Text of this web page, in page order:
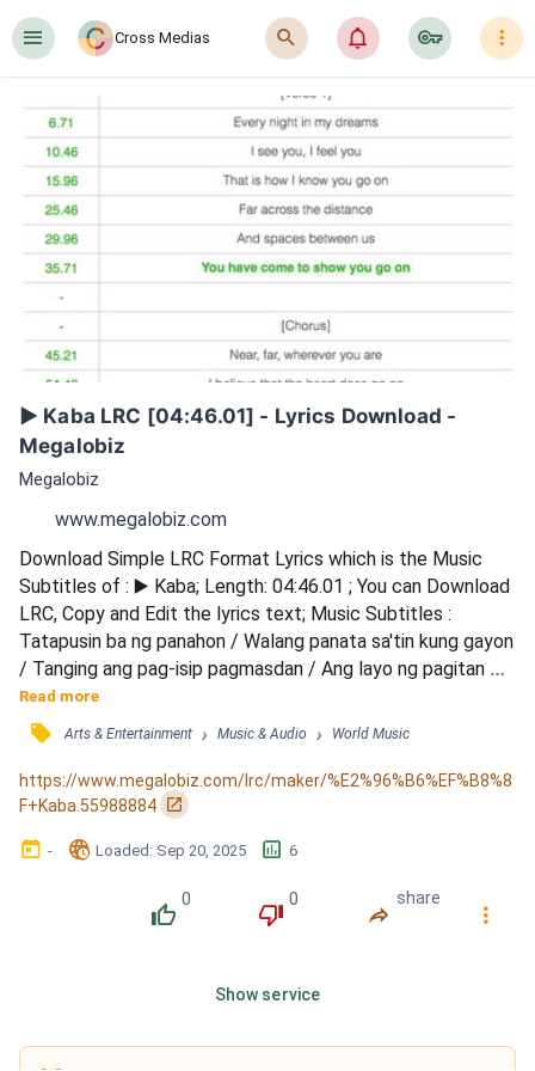
󰍜 Cross Medias 󰍉 󰂜 󰷖 󰇙
▶️ Kaba LRC [04:46.01] - Lyrics Download -
Megalobiz
Megalobiz
www.megalobiz.com
Download Simple LRC Format Lyrics which is the Music
Subtitles of : ▶️ Kaba; Length: 04:46.01 ; You can Download
LRC, Copy and Edit the lyrics text; Music Subtitles :
Tatapusin ba ng panahon / Walang panata sa'tin kung gayon
/ Tanging ang pag-isip pagmasdan / Ang layo ng pagitan
sa'tin kaibigan / Namumula na parang labi / Pano nasasating
pagtungo / Pag-unawa sa mga damo / Ang sakit ng
kamalayan / Ang dating nag-imikan tamang katauhan /
Namumula na parang labi / Patuloy ang kutob / Baga'y
nahihin...
Read more
󰓹 Arts & Entertainment › Music & Audio › World Music
https://www.megalobiz.com/lrc/maker/%E2%96%B6%EF%B8%8
F+Kaba.55988884 󰏌
󰃶 - 󱉊 Loaded: Sep 20, 2025 󱕎 6
󰔔
0
󰔒
0
󰤲
share
󰇙
Show service